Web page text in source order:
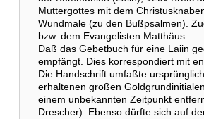
Muttergottes mit dem
Wundmale (zu den Bußpsalmen).
bzw. dem Evangelisten Matthäus.
Daß das Gebetbuch für eine Laiin
empfängt. Dies korrespondiert mit
Die Handschrift umfaßte
erhaltenen großen
einem unbekannten Zeitpunkt
Drescher). Ebenso dürfte sich auf